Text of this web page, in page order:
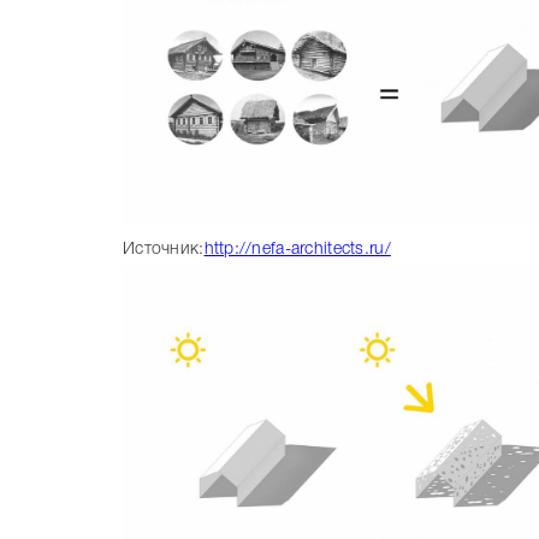
Источник: http://nefa-architects.ru/